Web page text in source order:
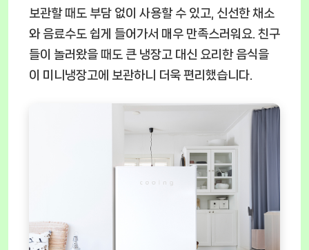
보관할 때도 부담 없이 사용할 수 있고, 신선한 채소
와 음료수도 쉽게 들어가서 매우 만족스러워요. 친구
들이 놀러왔을 때도 큰 냉장고 대신 요리한 음식을
이 미니냉장고에 보관하니 더욱 편리했습니다.